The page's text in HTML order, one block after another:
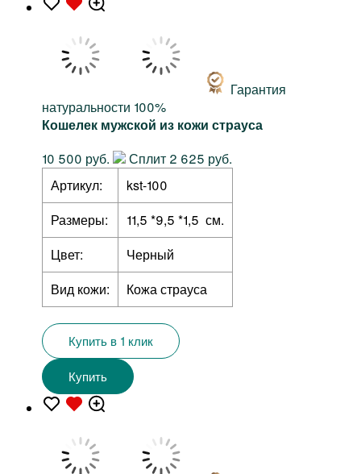
Гарантия
натуральности 100%
Кошелек мужской из кожи страуса
10 500 руб.
Сплит 2 625 руб.
Артикул:
kst-100
Размеры:
11,5 *9,5 *1,5 см.
Цвет:
Черный
Вид кожи:
Кожа страуса
Купить в 1 клик
Купить